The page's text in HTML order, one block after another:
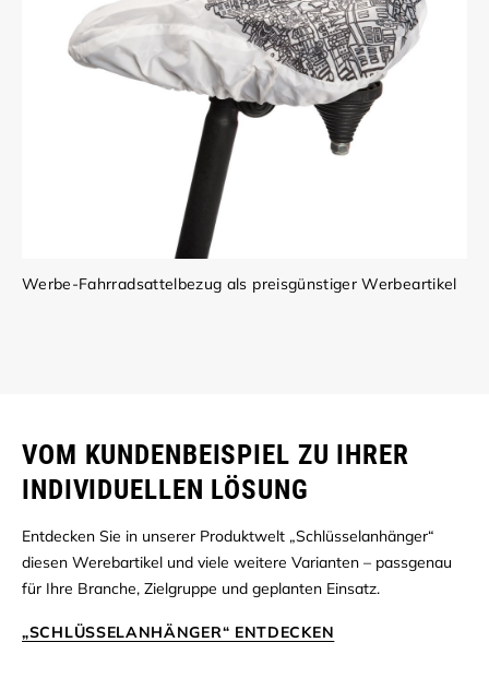
Werbe-Fahrradsattelbezug als preisgünstiger Werbeartikel
VOM KUNDENBEISPIEL ZU IHRER
INDIVIDUELLEN LÖSUNG
Entdecken Sie in unserer Produktwelt „Schlüsselanhänger“
diesen Werebartikel und viele weitere Varianten – passgenau
für Ihre Branche, Zielgruppe und geplanten Einsatz.
„SCHLÜSSELANHÄNGER“ ENTDECKEN